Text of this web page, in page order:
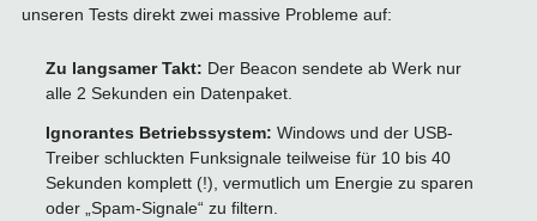
unseren Tests direkt zwei massive Probleme auf:
Zu langsamer Takt: Der Beacon sendete ab Werk nur
alle 2 Sekunden ein Datenpaket.
Ignorantes Betriebssystem: Windows und der USB-
Treiber schluckten Funksignale teilweise für 10 bis 40
Sekunden komplett (!), vermutlich um Energie zu sparen
oder „Spam-Signale“ zu filtern.